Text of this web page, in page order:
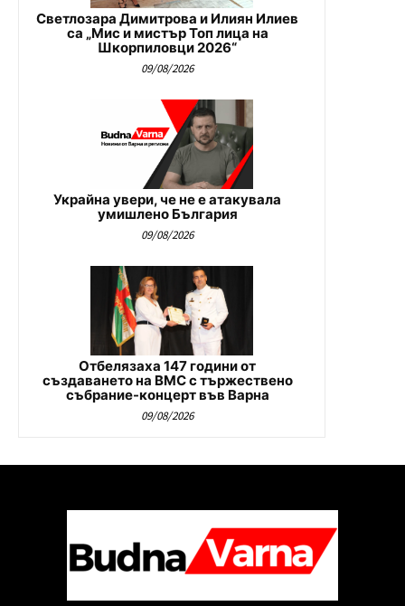
Светлозара Димитрова и Илиян Илиев
са „Мис и мистър Топ лица на
Шкорпиловци 2026“
09/08/2026
Украйна увери, че не е атакувала
умишлено България
09/08/2026
Отбелязаха 147 години от
създаването на ВМС с тържествено
събрание-концерт във Варна
09/08/2026